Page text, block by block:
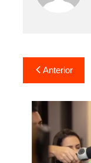
Navegação
de
Post
Anterior